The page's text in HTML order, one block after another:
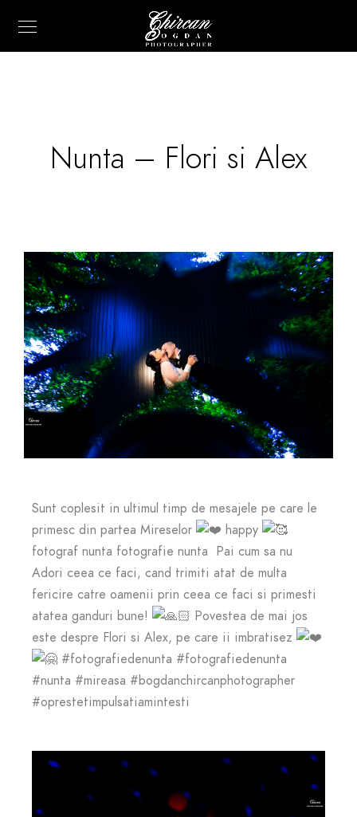
Nunta – Flori si Alex
Sunt coplesit in ultimul timp de mesajele pe care le
primesc din partea Mireselor
happy
fotograf nunta fotografie nunta Pai cum sa nu
Adori ceea ce faci, cand trimiti atat de multa
fericire catre oamenii prin ceea ce faci si primesti
atatea ganduri bune!
Povestea de mai jos
este despre Flori si Alex, pe care ii imbratisez
#fotografiedenunta #fotografiedenunta
#nunta #mireasa #bogdanchircanphotographer
#oprestetimpulsatiamintesti